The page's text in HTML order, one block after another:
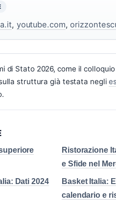
, youtube.com,
di Stato 2026, come il
struttura già testata negli
Ristorazione
e Sfide nel
Dati 2024
Basket Italia:
calendario e